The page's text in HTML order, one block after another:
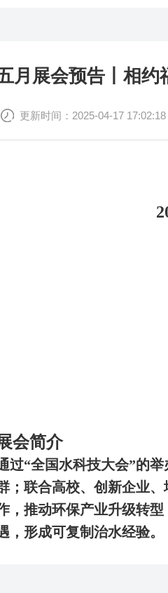
月展会预告丨相约
更新时间：2025-04-17 17:02:18
会简介
过“全国水科技大会”的
；联合高校、创新企业
，推动环保产业升级转
，形成可复制治水经验。